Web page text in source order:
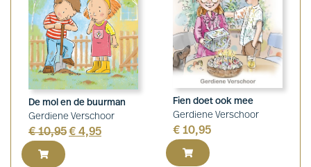
De mol en de buurman
Gerdiene Verschoor
€10,95€ 4,95
Fien doet ook mee
Gerdiene Verschoor
€ 10,95